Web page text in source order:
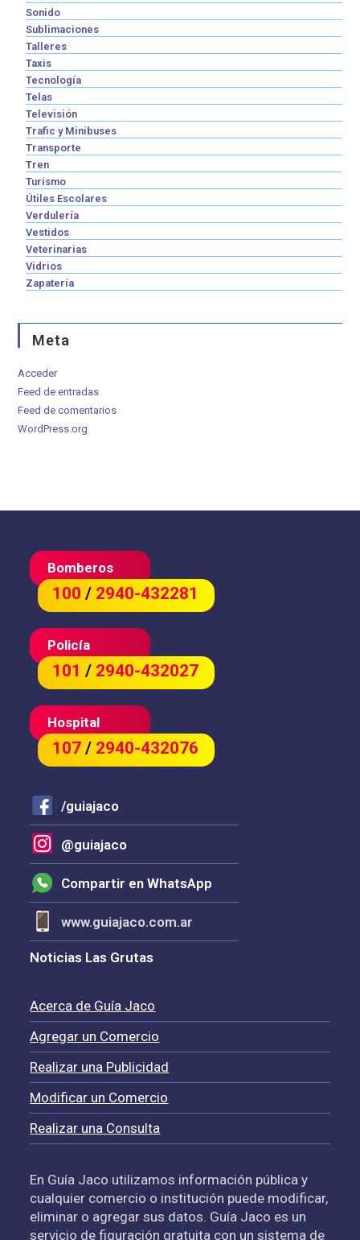
Sonido
Sublimaciones
Talleres
Taxis
Tecnología
Telas
Televisión
Trafic y Minibuses
Transporte
Tren
Turismo
Útiles Escolares
Verdulería
Vestidos
Veterinarias
Vidrios
Zapatería
Meta
Acceder
Feed de entradas
Feed de comentarios
WordPress.org
Bomberos
100/ 2940-432281
Policía
101/ 2940-432027
Hospital
107/ 2940-432076
/guiajaco
@guiajaco
Compartir en WhatsApp
www.guiajaco.com.ar
Noticias Las Grutas
Acerca de Guía Jaco
Agregar un Comercio
Realizar una Publicidad
Modificar un Comercio
Realizar una Consulta
En Guía Jaco utilizamos información pública y
cualquier comercio o institución puede modificar,
eliminar o agregar sus datos. Guía Jaco es un
servicio de figuración gratuita con un sistema de